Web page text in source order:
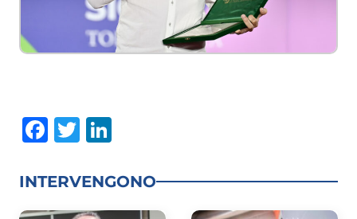
Facebook
Twitter
INTERVENGONO